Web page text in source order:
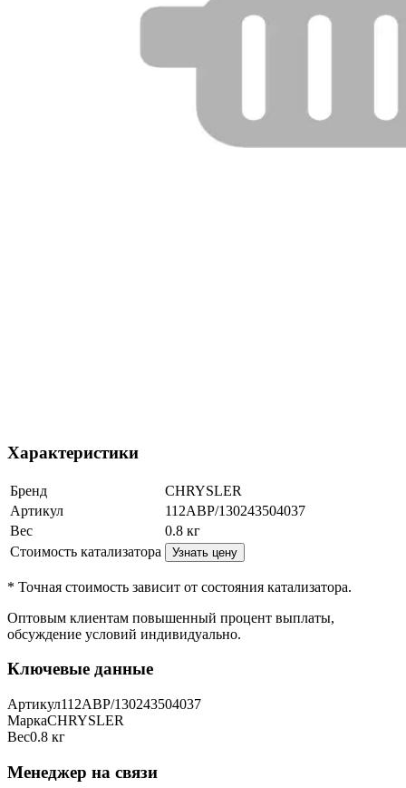
Характеристики
Бренд
CHRYSLER
Артикул
112ABP/130243504037
Вес
0.8 кг
Стоимость катализатора
Узнать цену
* Точная стоимость зависит от состояния катализатора.
Оптовым клиентам повышенный процент выплаты,
обсуждение условий индивидуально.
Ключевые данные
Артикул112ABP/130243504037
МаркаCHRYSLER
Вес0.8 кг
Менеджер на связи